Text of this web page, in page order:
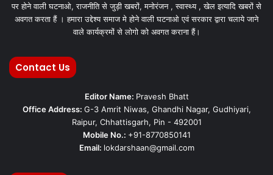
पर होने वाली घटनाओ, राजनीति से जुड़ी खबरों, मनोरंजन , स्वास्थ्य , खेल इत्यादि खबरों से
अवगत करता हैं । हमारा उद्देश्य समाज मे होने वाली घटनाओ एवं सरकार द्वारा चलाये जाने
वाले कार्यक्रमों से लोगो को अवगत कराना हैं।
Contact Us
Editor Name: Pravesh Bhatt
Office Address: G-3 Amrit Niwas, Ghandhi Nagar, Gudhiyari,
Raipur, Chhattisgarh, Pin - 492001
Mobile No.: +91-8770850141
Email: lokdarshaan@gmail.com